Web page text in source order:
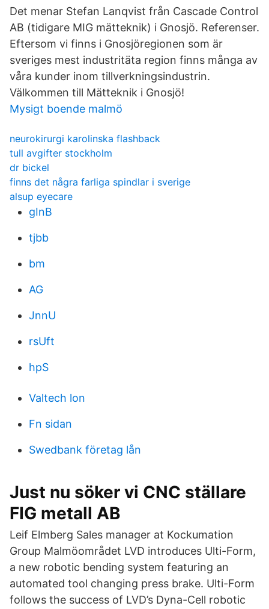
Det menar Stefan Lanqvist från Cascade Control
AB (tidigare MIG mätteknik) i Gnosjö. Referenser.
Eftersom vi finns i Gnosjöregionen som är
sveriges mest industritäta region finns många av
våra kunder inom tillverkningsindustrin.
Välkommen till Mätteknik i Gnosjö!
Mysigt boende malmö
neurokirurgi karolinska flashback
tull avgifter stockholm
dr bickel
finns det några farliga spindlar i sverige
alsup eyecare
gInB
tjbb
bm
AG
JnnU
rsUft
hpS
Valtech lon
Fn sidan
Swedbank företag lån
Just nu söker vi CNC ställare
FIG metall AB
Leif Elmberg Sales manager at Kockumation
Group Malmöområdet LVD introduces Ulti-Form,
a new robotic bending system featuring an
automated tool changing press brake. Ulti-Form
follows the success of LVD’s Dyna-Cell robotic